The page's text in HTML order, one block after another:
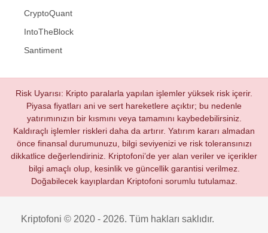
CryptoQuant
IntoTheBlock
Santiment
Risk Uyarısı: Kripto paralarla yapılan işlemler yüksek risk içerir.
Piyasa fiyatları ani ve sert hareketlere açıktır; bu nedenle
yatırımınızın bir kısmını veya tamamını kaybedebilirsiniz.
Kaldıraçlı işlemler riskleri daha da artırır. Yatırım kararı almadan
önce finansal durumunuzu, bilgi seviyenizi ve risk toleransınızı
dikkatlice değerlendiriniz. Kriptofoni’de yer alan veriler ve içerikler
bilgi amaçlı olup, kesinlik ve güncellik garantisi verilmez.
Doğabilecek kayıplardan Kriptofoni sorumlu tutulamaz.
Kriptofoni © 2020 - 2026. Tüm hakları saklıdır.